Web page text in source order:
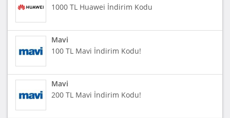
1000 TL Huawei İndirim Kodu
Mavi
100 TL Mavi İndirim Kodu!
Mavi
200 TL Mavi İndirim Kodu!